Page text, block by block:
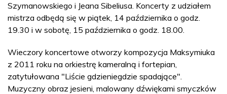
Szymanowskiego i Jeana Sibeliusa. Koncerty z udziałem
mistrza odbędą się w piątek, 14 października o godz.
19.30 i w sobotę, 15 października o godz. 18.00.
Wieczory koncertowe otworzy kompozycja Maksymiuka
z 2011 roku na orkiestrę kameralną i fortepian,
zatytułowana "Liście gdzieniegdzie spadające".
Muzyczny obraz jesieni, malowany dźwiękami smyczków